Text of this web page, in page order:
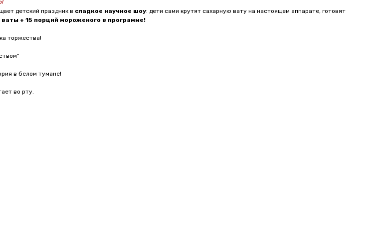
детский праздник в сладкое научное шоу: дети сами крутят сахарную вату на настоящем аппарате, готовят
ваты + 15 порций мороженого в программе!
торжества!
в белом тумане!
во рту.